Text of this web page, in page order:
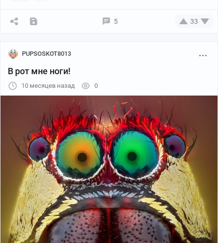
5 33
PUPSOSKOT8013
В рот мне ноги!
10 месяцев назад 0